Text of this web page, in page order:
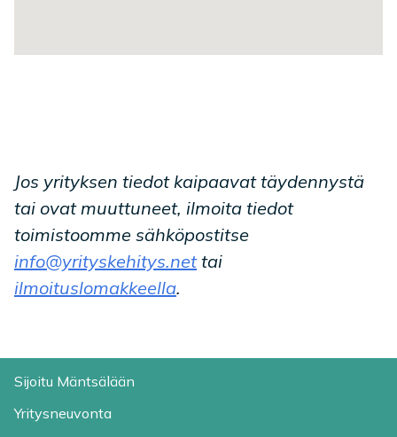
Jos yrityksen tiedot kaipaavat täydennystä
tai ovat muuttuneet, ilmoita tiedot
toimistoomme sähköpostitse
info@yrityskehitys.nettai
ilmoituslomakkeella.
Sijoitu Mäntsälään
Yritysneuvonta